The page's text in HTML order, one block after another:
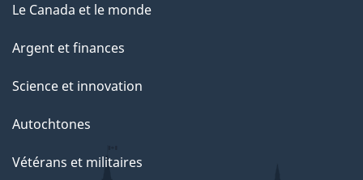
Le Canada et le monde
Argent et finances
Science et innovation
Autochtones
Vétérans et militaires